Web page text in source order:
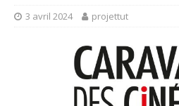
3 avril 2024 projettut